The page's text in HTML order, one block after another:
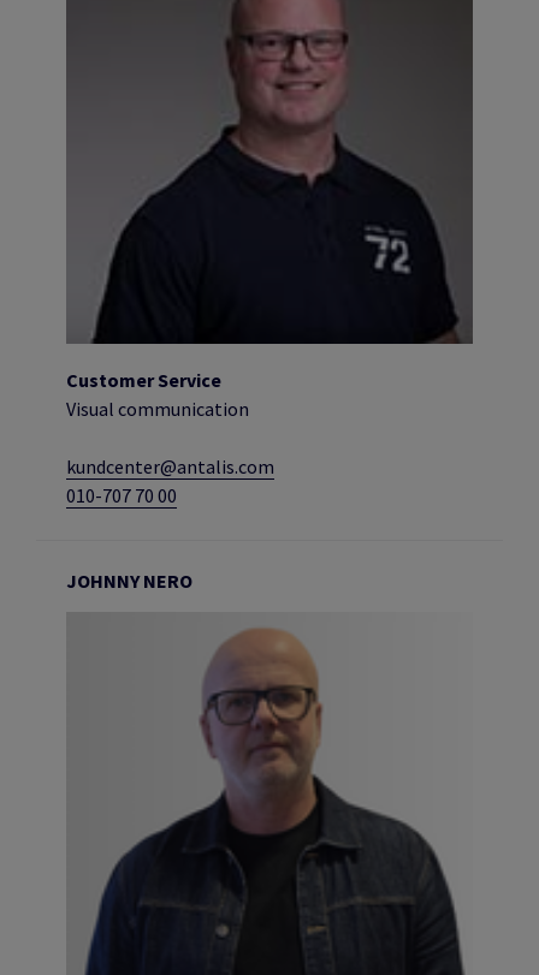
Customer Service
Visual communication
kundcenter@antalis.com
010-707 70 00
JOHNNY NERO